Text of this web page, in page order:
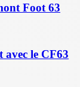
Foot 63
le CF63